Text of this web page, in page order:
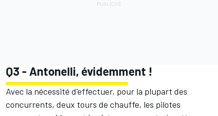
Q3 - Antonelli, évidemment !
Avec la nécessité d'effectuer, pour la plupart des
concurrents, deux tours de chauffe, les pilotes